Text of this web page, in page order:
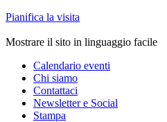
Pianifica la visita
Mostrare il sito in linguaggio facile
Calendario eventi
Chi siamo
Contattaci
Newsletter e Social
Stampa